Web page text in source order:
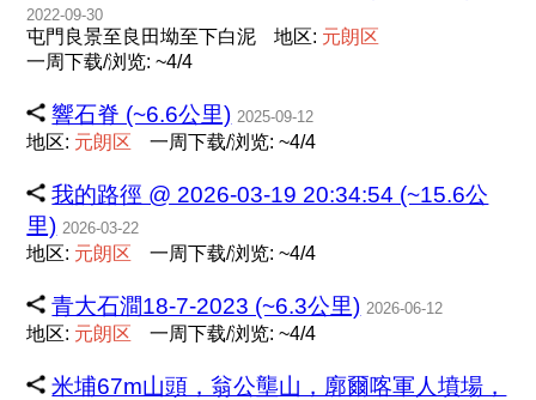
2022-09-30
屯門良景至良田坳至下白泥 地区: 元朗 区
一周下载/浏览: ~4/4
響石脊 (~6.6公里) 2025-09-12
地区: 元朗 区 一周下载/浏览: ~4/4
我的路徑 @ 2026-03-19 20:34:54 (~15.6公
里) 2026-03-22
地区: 元朗 区 一周下载/浏览: ~4/4
青大石澗18-7-2023 (~6.3公里) 2026-06-12
地区: 元朗 区 一周下载/浏览: ~4/4
米埔67m山頭，翁公壟山，廓爾喀軍人墳場，